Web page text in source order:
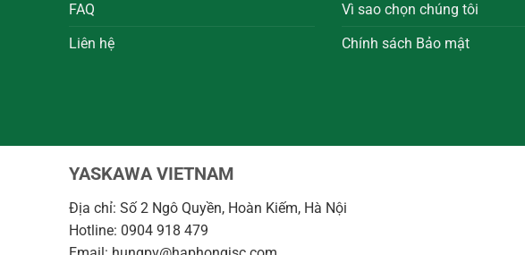
FAQ
Liên hệ
Vì sao chọn chúng tôi
Chính sách Bảo mật
YASKAWA VIETNAM
Địa chỉ: Số 2 Ngô Quyền, Hoàn Kiếm, Hà Nội
Hotline: 0904 918 479